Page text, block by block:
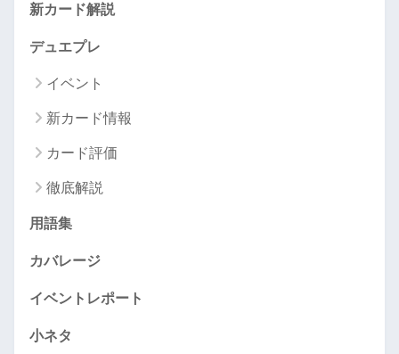
新カード解説
デュエプレ
イベント
新カード情報
カード評価
徹底解説
用語集
カバレージ
イベントレポート
小ネタ